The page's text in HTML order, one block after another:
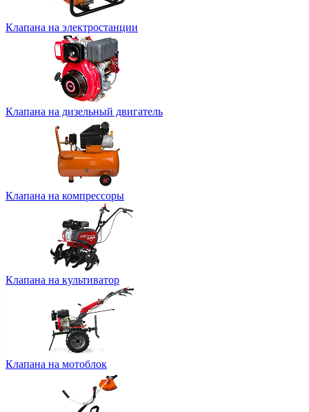
Клапана на электростанции
Клапана на дизельный двигатель
Клапана на компрессоры
Клапана на культиватор
Клапана на мотоблок